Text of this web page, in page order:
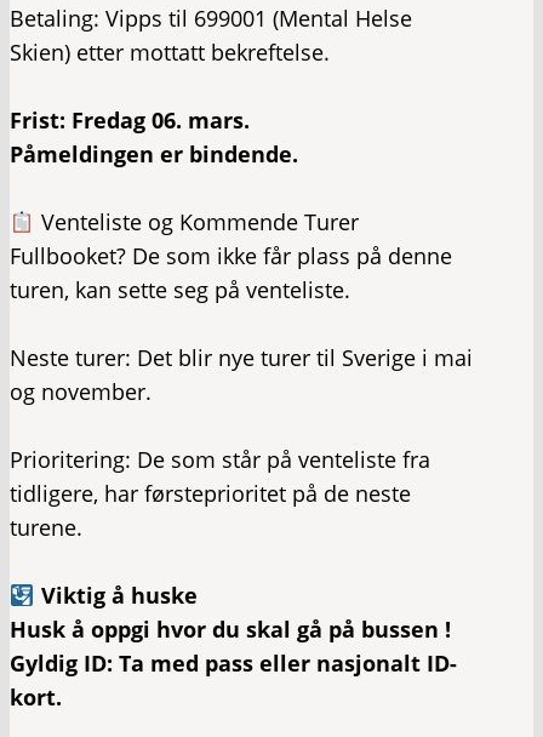
​Betaling: Vipps til 699001 (Mental Helse
Skien) etter mottatt bekreftelse.
​Frist: Fredag 06. mars.
Påmeldingen er bindende.
Venteliste og Kommende Turer
​Fullbooket? De som ikke får plass på denne
turen, kan sette seg på venteliste.
​Neste turer: Det blir nye turer til Sverige i mai
og november.
​Prioritering: De som står på venteliste fra
tidligere, har førsteprioritet på de neste
turene.
Viktig å huske
Husk å oppgi hvor du skal gå på bussen !
​Gyldig ID: Ta med pass eller nasjonalt ID-
kort.